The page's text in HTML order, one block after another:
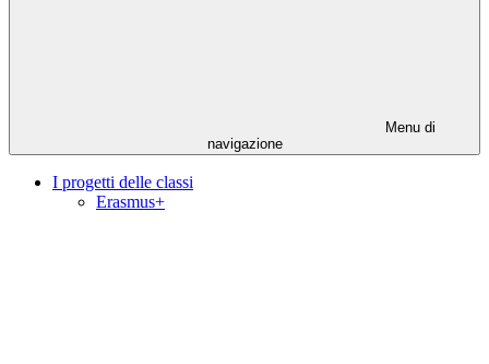
Menu di
navigazione
I progetti delle classi
Erasmus+